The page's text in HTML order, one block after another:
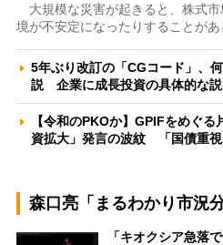
大規模な災害が起きると、株式
境が不安定になったりすることがあ
5年ぶり改訂の「CGコード」、
説 企業に成長投資の具体的な
【令和のPKOか】GPIFをめぐ
資拡大」発言の波紋 「国債重
森口亮「まるわかり市況分
「キオクシア急落